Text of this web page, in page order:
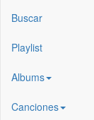
Buscar
Playlist
Albums
Canciones